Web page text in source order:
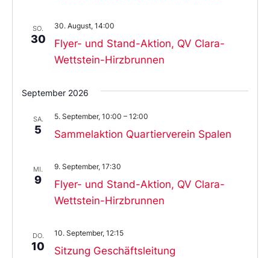
SO.
30
Flyer- und Stand-Aktion, QV Clara-
Wettstein-Hirzbrunnen
30. August, 14:00
September 2026
SA.
5 Sammelaktion Quartierverein Spalen
5. September, 10:00 – 12:00
MI.
9
Flyer- und Stand-Aktion, QV Clara-
Wettstein-Hirzbrunnen
9. September, 17:30
DO.
10 Sitzung Geschäftsleitung
10. September, 12:15